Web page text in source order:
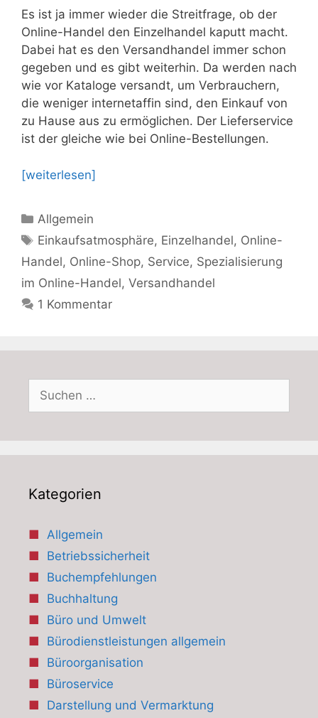
Es ist ja immer wieder die Streitfrage, ob der
Online-Handel den Einzelhandel kaputt macht.
Dabei hat es den Versandhandel immer schon
gegeben und es gibt weiterhin. Da werden nach
wie vor Kataloge versandt, um Verbrauchern,
die weniger internetaffin sind, den Einkauf von
zu Hause aus zu ermöglichen. Der Lieferservice
ist der gleiche wie bei Online-Bestellungen.
[weiterlesen]
Kategorien
Allgemein
Schlagwörter
Einkaufsatmosphäre, Einzelhandel, Online-
Handel, Online-Shop, Service, Spezialisierung
im Online-Handel, Versandhandel
1 Kommentar
nach:
Kategorien
Allgemein
Betriebssicherheit
Buchempfehlungen
Buchhaltung
Büro und Umwelt
Bürodienstleistungen allgemein
Büroorganisation
Büroservice
Darstellung und Vermarktung